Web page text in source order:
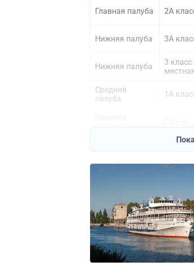
Главная палуба 2А
Нижняя палуба 3А
Нижняя палуба
3 класс
Средняя
палуба
1А